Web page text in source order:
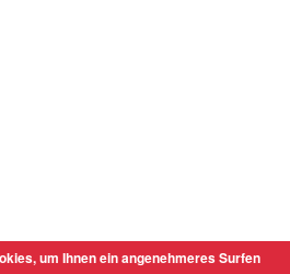
um Ihnen ein angenehmeres Surfen